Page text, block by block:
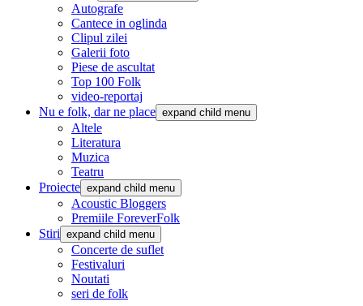
Autografe
Cantece in oglinda
Clipul zilei
Galerii foto
Piese de ascultat
Top 100 Folk
video-reportaj
Nu e folk, dar ne place expand child menu
Altele
Literatura
Muzica
Teatru
Proiecte expand child menu
Acoustic Bloggers
Premiile ForeverFolk
Stiri expand child menu
Concerte de suflet
Festivaluri
Noutati
seri de folk